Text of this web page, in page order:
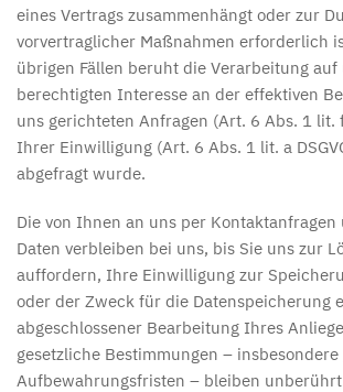
eines Vertrags zusammenhängt oder zur
vorvertraglicher Maßnahmen erforderlich
übrigen Fällen beruht die Verarbeitung auf
berechtigten Interesse an der effektiven
uns gerichteten Anfragen (Art. 6 Abs. 1 lit.
Ihrer Einwilligung (Art. 6 Abs. 1 lit. a
abgefragt wurde.
Die von Ihnen an uns per Kontaktanfragen
Daten verbleiben bei uns, bis Sie uns zur
auffordern, Ihre Einwilligung zur
oder der Zweck für die Datenspeicherung
abgeschlossener Bearbeitung Ihres
gesetzliche Bestimmungen –
Aufbewahrungsfristen – bleiben